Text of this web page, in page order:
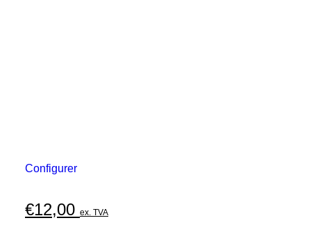
Configurer
€12,00 ex. TVA